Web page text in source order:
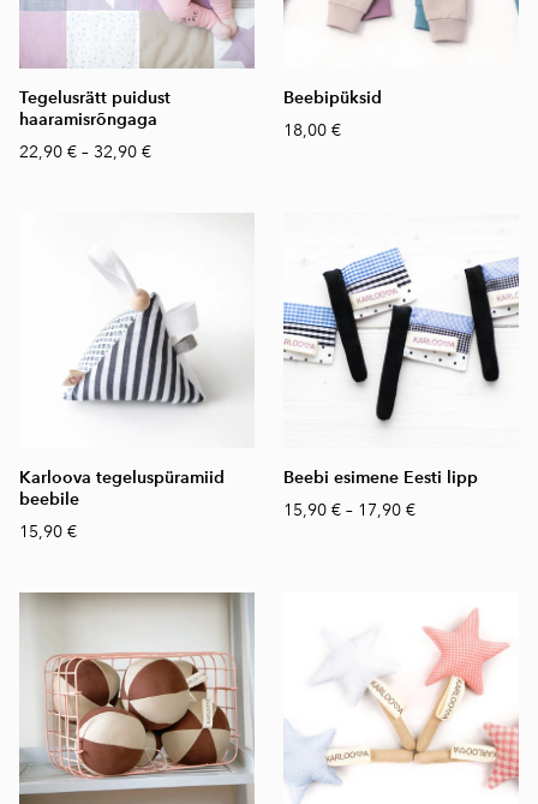
Tegelusrätt puidust
haaramisrõngaga
22,90 € – 32,90 €
Beebipüksid
18,00 €
Karloova tegeluspüramiid
beebile
15,90 €
Beebi esimene Eesti lipp
15,90 € – 17,90 €